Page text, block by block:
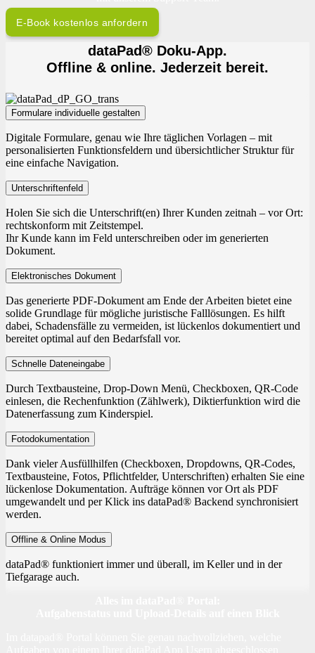
E-Book kostenlos anfordern
dataPad® Doku-App.
Offline & online. Jederzeit bereit.
Formulare individuelle gestalten
Digitale Formulare, genau wie Ihre täglichen Vorlagen – mit
personalisierten Funktionsfeldern und übersichtlicher Struktur für
eine einfache Navigation.
Unterschriftenfeld
Holen Sie sich die Unterschrift(en) Ihrer Kunden zeitnah – vor Ort:
rechtskonform mit Zeitstempel.
Ihr Kunde kann im Feld unterschreiben oder im generierten
Dokument.
Elektronisches Dokument
Das generierte PDF-Dokument am Ende der Arbeiten bietet eine
solide Grundlage für mögliche juristische Falllösungen. Es hilft
dabei, Schadensfälle zu vermeiden, ist lückenlos dokumentiert und
bereitet optimal auf den Bedarfsfall vor.
Schnelle Dateneingabe
Durch Textbausteine, Drop-Down Menü, Checkboxen, QR-Code
einlesen, die Rechenfunktion (Zählwerk), Diktierfunktion wird die
Datenerfassung zum Kinderspiel.
Fotodokumentation
Dank vieler Ausfüllhilfen (Checkboxen, Dropdowns, QR-Codes,
Textbausteine, Fotos, Pflichtfelder, Unterschriften) erhalten Sie eine
lückenlose Dokumentation. Aufträge können vor Ort als PDF
umgewandelt und per Klick ins dataPad® Backend synchronisiert
werden.
Offline & Online Modus
dataPad® funktioniert immer und überall, im Keller und in der
Tiefgarage auch.